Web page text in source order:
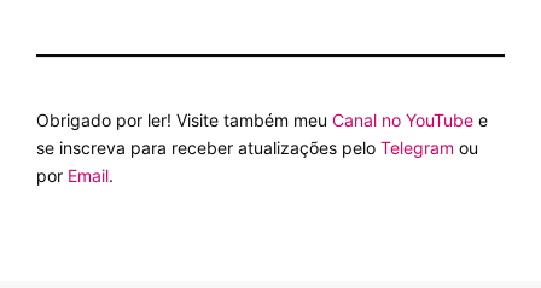
Obrigado por ler! Visite também meu Canal no YouTube e
se inscreva para receber atualizações pelo Telegram ou
por Email.